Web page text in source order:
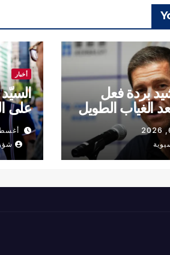
بردة فعل
الغياب الطويل
أخبار
على
أغسطس